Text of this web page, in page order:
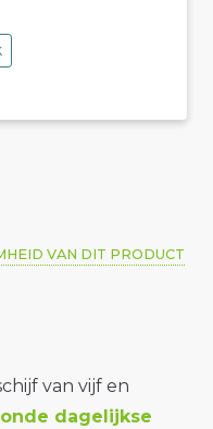
VAN DIT PRODUCT
van vijf en
dagelijkse